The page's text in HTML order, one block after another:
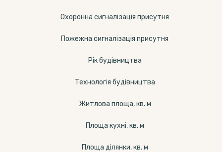
Охоронна сигналізація присутня
Пожежна сигналізація присутня
Рік будівництва
Технологія будівництва
Житлова площа, кв. м
Площа кухні, кв. м
Площа ділянки, кв. м